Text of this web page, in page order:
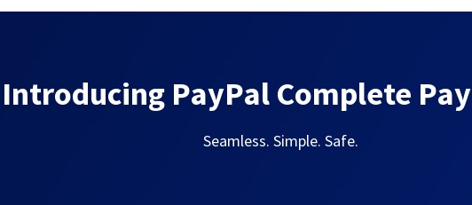
Introducing PayPal Complete
Seamless. Simple. Safe.